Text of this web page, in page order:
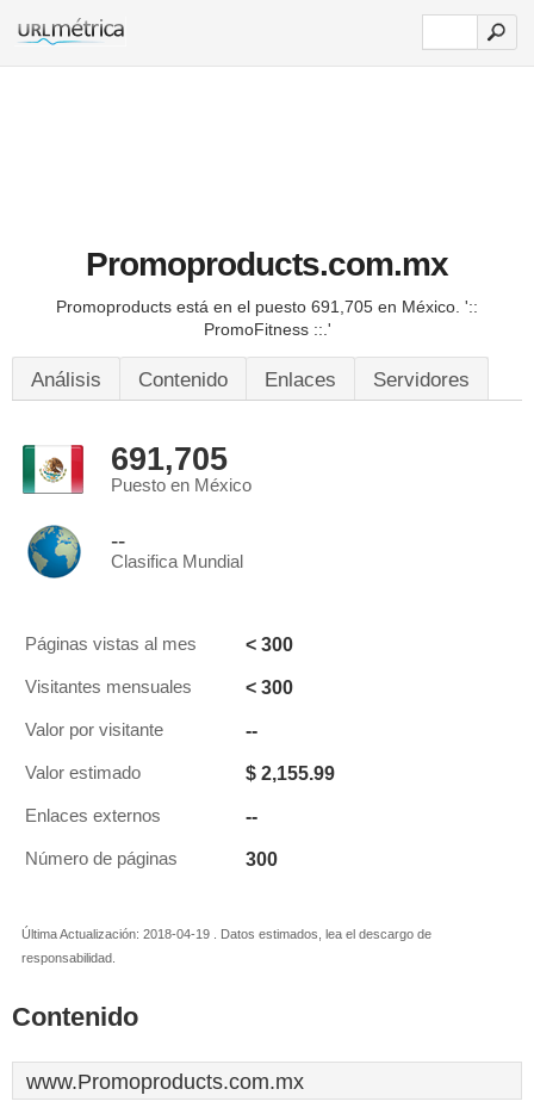
Promoproducts.com.mx
Promoproducts está en el puesto 691,705 en México. '::
PromoFitness ::.'
Análisis Contenido Enlaces Servidores
691,705
Puesto en México
--
Clasifica Mundial
Páginas vistas al mes < 300
Visitantes mensuales < 300
Valor por visitante --
Valor estimado $ 2,155.99
Enlaces externos --
Número de páginas 300
Última Actualización: 2018-04-19 . Datos estimados, lea el descargo de
responsabilidad.
Contenido
www.Promoproducts.com.mx